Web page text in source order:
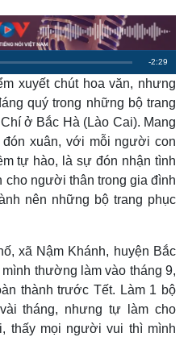
R
e
a
i
n
i
m
-2:29
xuyết chút hoa văn, nhưng
quý trong những bộ trang
ở Bắc Hà (Lào Cai). Mang
xuân, với mỗi người con
tự hào, là sự đón nhận tình
người thân trong gia đình
nên những bộ trang phục
xã Nậm Khánh, huyện Bắc
thường làm vào tháng 9,
thành trước Tết. Làm 1 bộ
tháng, nhưng tự làm cho
thấy mọi người vui thì mình